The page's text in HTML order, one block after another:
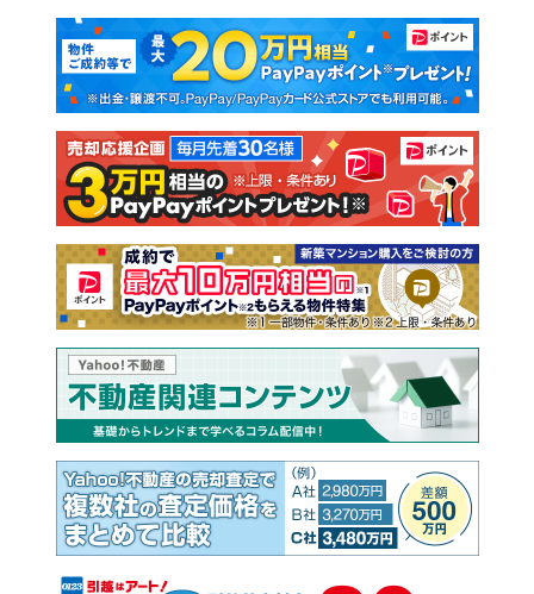
新築マンション 中古マンション
新築一戸建て 中古一戸建て
注文住宅 土地
売却査定
マンションカタログ 教えて！住まいの先生